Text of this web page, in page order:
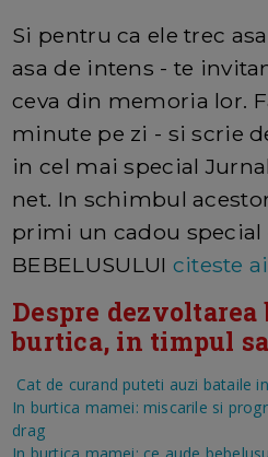
Si pentru ca ele trec
asa de intens - te
ceva din memoria lor.
minute pe zi - si scrie
in cel mai special
net. In schimbul
primi un cadou special
BEBELUSULUI citeste
Despre
burtica, in timpul
Cat de curand puteti auzi bataile
In burtica mamei: miscarile si
drag